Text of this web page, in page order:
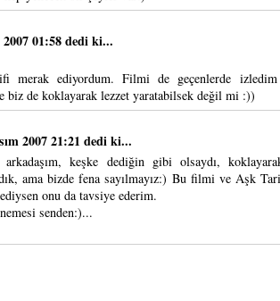
2007 01:58 dedi ki...
merak ediyordum. Filmi de geçenlerde
biz de koklayarak lezzet yaratabilsek değil mi :))
2007 21:21 dedi ki...
keşke dediğin gibi olsaydı,
ama bizde fena sayılmayız:) Bu filmi ve Aşk
onu da tavsiye ederim.
senden:)...